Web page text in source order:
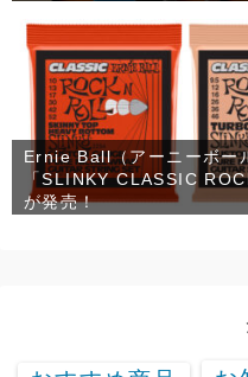
Ernie Ball（アーニーボー
「SLINKY CLASSIC
が発売！